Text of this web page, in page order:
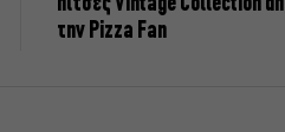
την Pizza Fan